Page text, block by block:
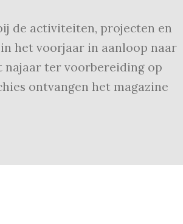
de activiteiten, projecten en
het voorjaar in aanloop naar
najaar ter voorbereiding op
ontvangen het magazine